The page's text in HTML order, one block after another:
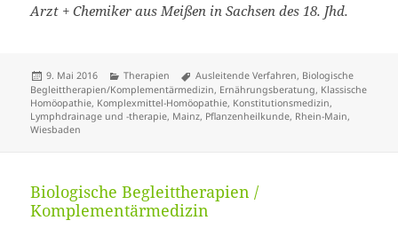
Arzt + Chemiker aus Meißen in Sachsen des 18. Jhd.
Veröffentlicht
am
9. Mai 2016 Kategorien
Therapien Schlagwörter
Ausleitende Verfahren, Biologische
Begleittherapien/Komplementärmedizin, Ernährungsberatung, Klassische
Homöopathie, Komplexmittel-Homöopathie, Konstitutionsmedizin,
Lymphdrainage und -therapie, Mainz, Pflanzenheilkunde, Rhein-Main,
Wiesbaden
Biologische Begleittherapien /
Komplementärmedizin